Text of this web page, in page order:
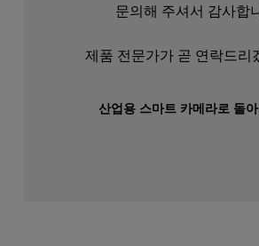
문의해 주셔서 감사합
제품 전문가가 곧 연락드리
산업용 스마트 카메라로 돌